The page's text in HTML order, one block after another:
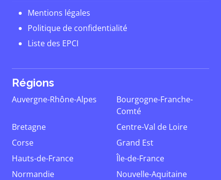
Mentions légales
Politique de confidentialité
Liste des EPCI
Régions
Auvergne-Rhône-Alpes
Bourgogne-Franche-
Comté
Bretagne
Centre-Val de Loire
Corse
Grand Est
Hauts-de-France
Île-de-France
Normandie
Nouvelle-Aquitaine